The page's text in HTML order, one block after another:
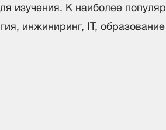
изучения. К наиболее
инжиниринг, IT,